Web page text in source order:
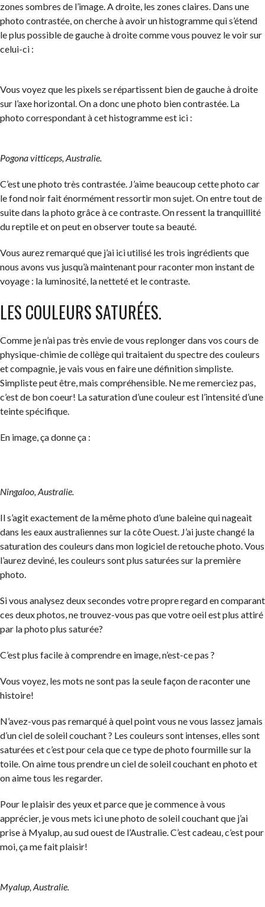
zones sombres de l’image. A droite, les zones claires. Dans une
photo contrastée, on cherche à avoir un histogramme qui s’étend
le plus possible de gauche à droite comme vous pouvez le voir sur
celui-ci :
Vous voyez que les pixels se répartissent bien de gauche à droite
sur l’axe horizontal. On a donc une photo bien contrastée. La
photo correspondant à cet histogramme est ici :
Pogona vitticeps, Australie.
C’est une photo très contrastée. J’aime beaucoup cette photo car
le fond noir fait énormément ressortir mon sujet. On entre tout de
suite dans la photo grâce à ce contraste. On ressent la tranquillité
du reptile et on peut en observer toute sa beauté.
Vous aurez remarqué que j’ai ici utilisé les trois ingrédients que
nous avons vus jusqu’à maintenant pour raconter mon instant de
voyage : la luminosité, la netteté et le contraste.
LES COULEURS SATURÉES.
Comme je n’ai pas très envie de vous replonger dans vos cours de
physique-chimie de collège qui traitaient du spectre des couleurs
et compagnie, je vais vous en faire une définition simpliste.
Simpliste peut être, mais compréhensible. Ne me remerciez pas,
c’est de bon coeur! La saturation d’une couleur est l’intensité d’une
teinte spécifique.
En image, ça donne ça :
Ningaloo, Australie.
Il s’agit exactement de la même photo d’une baleine qui nageait
dans les eaux australiennes sur la côte Ouest. J’ai juste changé la
saturation des couleurs dans mon logiciel de retouche photo. Vous
l’aurez deviné, les couleurs sont plus saturées sur la première
photo.
Si vous analysez deux secondes votre propre regard en comparant
ces deux photos, ne trouvez-vous pas que votre oeil est plus attiré
par la photo plus saturée?
C’est plus facile à comprendre en image, n’est-ce pas ?
Vous voyez, les mots ne sont pas la seule façon de raconter une
histoire!
N’avez-vous pas remarqué à quel point vous ne vous lassez jamais
d’un ciel de soleil couchant ? Les couleurs sont intenses, elles sont
saturées et c’est pour cela que ce type de photo fourmille sur la
toile. On aime tous prendre un ciel de soleil couchant en photo et
on aime tous les regarder.
Pour le plaisir des yeux et parce que je commence à vous
apprécier, je vous mets ici une photo de soleil couchant que j’ai
prise à Myalup, au sud ouest de l’Australie. C’est cadeau, c’est pour
moi, ça me fait plaisir!
Myalup, Australie.